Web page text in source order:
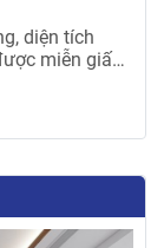
diện tích
miễn giấy